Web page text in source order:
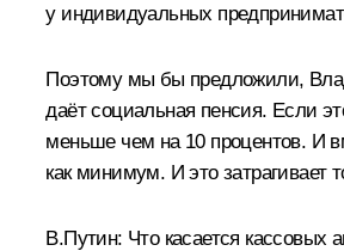
у индивидуальных
Поэтому мы бы предложили,
даёт социальная пенсия. Если
меньше чем на 10 процентов. И
как минимум. И это затрагивает
В.Путин: Что касается кассовых